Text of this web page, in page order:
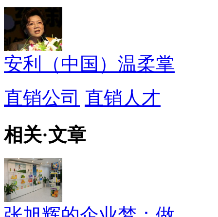
安利（中国）温柔掌
直销公司 直销人才
相关·文章